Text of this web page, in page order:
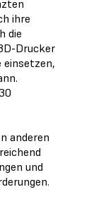
ihre
die
Drucker
einsetzen,
anderen
und